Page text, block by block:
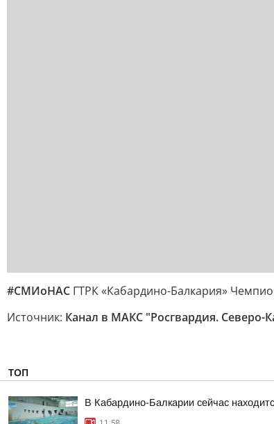
#СМИоНАС ГТРК «Кабардино-Балкария»
Источник: Канал в МАКС "Росгвардия. Северо-
ТОП
В Кабардино-Балкарии сейчас